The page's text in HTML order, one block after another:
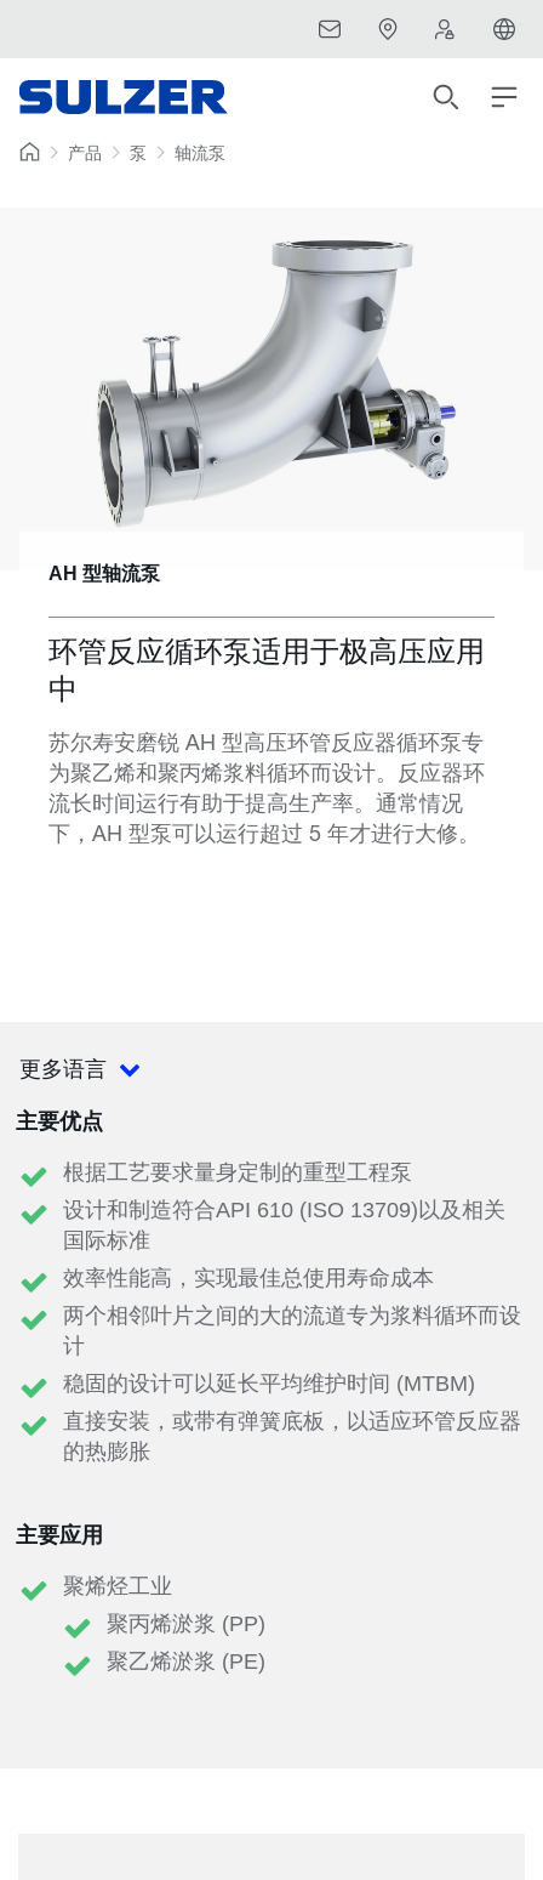
产品 泵 轴流泵
AH 型轴流泵
环管反应循环泵适用于极高压应用
中
苏尔寿安磨锐 AH 型高压环管反应器循环泵专
为聚乙烯和聚丙烯浆料循环而设计。反应器环
流长时间运行有助于提高生产率。通常情况
下，AH 型泵可以运行超过 5 年才进行大修。
更多语言
主要优点
根据工艺要求量身定制的重型工程泵
设计和制造符合API 610 (ISO 13709)以及相关
国际标准
效率性能高，实现最佳总使用寿命成本
两个相邻叶片之间的大的流道专为浆料循环而设
计
稳固的设计可以延长平均维护时间 (MTBM)
直接安装，或带有弹簧底板，以适应环管反应器
的热膨胀
主要应用
聚烯烃工业
聚丙烯淤浆 (PP)
聚乙烯淤浆 (PE)